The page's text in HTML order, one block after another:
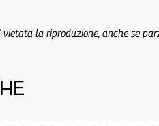
vietata la riproduzione, anche se